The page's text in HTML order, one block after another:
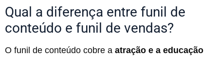
Qual a diferença entre funil de
conteúdo e funil de vendas?
O funil de conteúdo cobre a atração e a educação